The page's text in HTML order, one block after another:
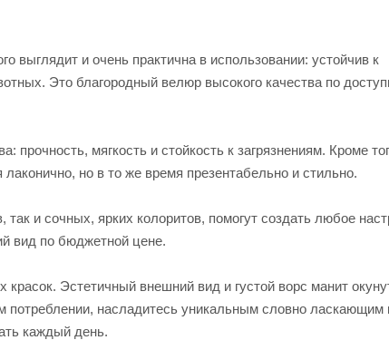
выглядит и очень практична в использовании: устойчив к
Это благородный велюр высокого качества по
мягкость и стойкость к загрязнениям. Кроме
но в то же время презентабельно и стильно.
и сочных, ярких колоритов, помогут создать любое
вид по бюджетной цене.
Эстетичный внешний вид и густой ворс манит
потреблении, насладитесь уникальным словно ласкающим
каждый день.